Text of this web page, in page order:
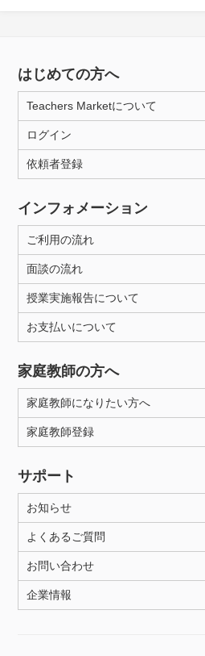
はじめての方へ
Teachers Marketについて
ログイン
依頼者登録
インフォメーション
ご利用の流れ
面談の流れ
授業実施報告について
お支払いについて
家庭教師の方へ
家庭教師になりたい方へ
家庭教師登録
サポート
お知らせ
よくあるご質問
お問い合わせ
企業情報